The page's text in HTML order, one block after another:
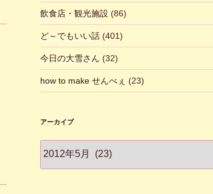
飲食店・観光施設 (86)
ど～でもいい話(401)
今日の大雪さん (32)
how to make せんべぇ (23)
アーカイブ
ー
カ